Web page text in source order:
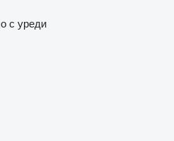
с уреди